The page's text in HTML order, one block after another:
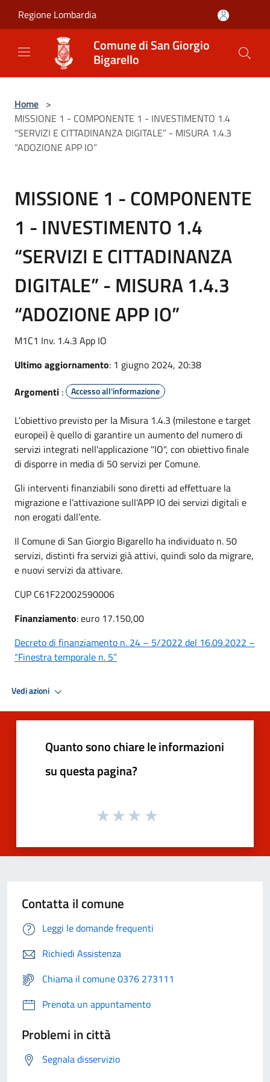
Regione Lombardia
Comune di San Giorgio
Bigarello
Home >
MISSIONE 1 - COMPONENTE 1 - INVESTIMENTO 1.4
“SERVIZI E CITTADINANZA DIGITALE” - MISURA 1.4.3
“ADOZIONE APP IO”
MISSIONE 1 - COMPONENTE
1 - INVESTIMENTO 1.4
“SERVIZI E CITTADINANZA
DIGITALE” - MISURA 1.4.3
“ADOZIONE APP IO”
M1C1 Inv. 1.4.3 App IO
Ultimo aggiornamento: 1 giugno 2024, 20:38
Argomenti : Accesso all'informazione
L’obiettivo previsto per la Misura 1.4.3 (milestone e target
europei) è quello di garantire un aumento del numero di
servizi integrati nell'applicazione "IO", con obiettivo finale
di disporre in media di 50 servizi per Comune.
Gli interventi finanziabili sono diretti ad effettuare la
migrazione e l’attivazione sull’APP IO dei servizi digitali e
non erogati dall’ente.
Il Comune di San Giorgio Bigarello ha individuato n. 50
servizi, distinti fra servizi già attivi, quindi solo da migrare,
e nuovi servizi da attivare.
CUP C61F22002590006
Finanziamento: euro 17.150,00
Decreto di finanziamento n. 24 – 5/2022 del 16.09.2022 –
“Finestra temporale n. 5”
Vedi azioni
Quanto sono chiare le informazioni
su questa pagina?
Contatta il comune
Leggi le domande frequenti
Richiedi Assistenza
Chiama il comune 0376 273111
Prenota un appuntamento
Problemi in città
Segnala disservizio